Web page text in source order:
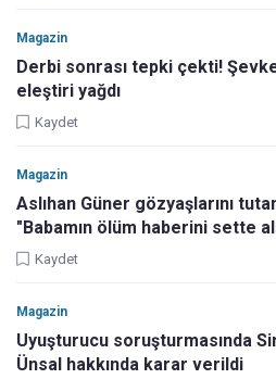
Magazin
Derbi sonrası tepki çekti!
eleştiri yağdı
Kaydet
Magazin
Aslıhan Güner gözyaşlarını
"Babamın ölüm haberini sette
Kaydet
Magazin
Uyuşturucu soruşturmasında
Ünsal hakkında karar verildi